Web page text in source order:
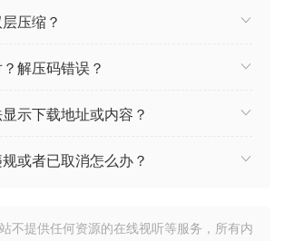
压缩？
解压码错误？
示下载地址或内容？
或者已取消怎么办？
不提供任何资源的在线视听等服务，所有内